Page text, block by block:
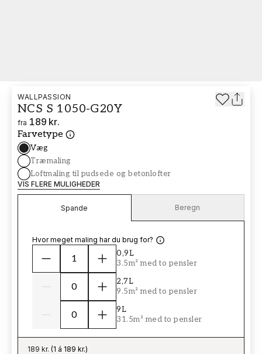
WALLPASSION
NCS S 1050-G20Y
fra 189 kr.
Farvetype
Væg
Træmaling
Loftmaling til pudsede og betonlofter
VIS FLERE MULIGHEDER
Spande Beregn
Hvor meget maling har du brug for?
0,9L
3.5m² med to pensler
2,7L
9.5m² med to pensler
9L
31.5m² med to pensler
189 kr. (1 á 189 kr.)